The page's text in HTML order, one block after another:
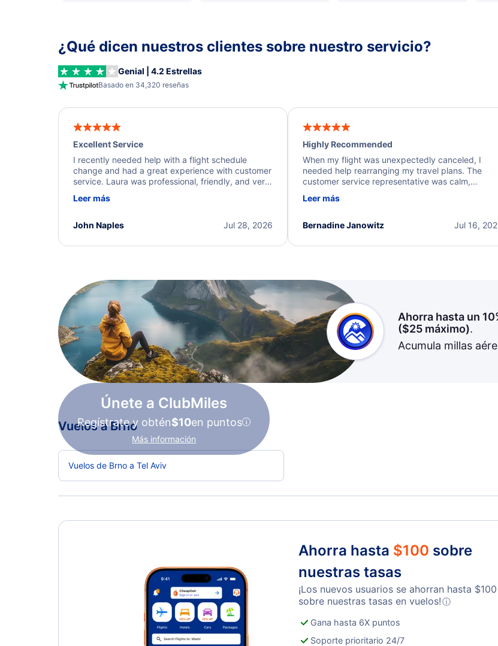
¿Qué dicen nuestros clientes sobre nuestro servicio?
Genial | 4.2 Estrellas
Basado en 34,320 reseñas
Excellent Service
I recently needed help with a flight schedule
change and had a great experience with customer
service. Laura was professional, friendly, and very
a solution and kept me informed of the next steps.
Leer más
Jul 28, 2026
John Naples
Highly Recommended
When my flight was unexpectedly canceled, I
needed help rearranging my travel plans. The
customer service representative was calm,
process. They quickly found alternative flight
I truly appreciate the excellent support and
Leer más
Jul 16,
Bernadine Janowitz
Únete a ClubMiles
Regístrate y obtén$10en puntos
Más información
Ahorra hasta un
($25máximo).
Acumula millas
Vuelos a Brno
Vuelos de Brno a Tel Aviv
Ahorra hasta $100 sobre
nuestras tasas
¡Los nuevos usuarios se ahorran hasta $100
sobre nuestras tasas en vuelos!ⓘ
Gana hasta 6X puntos
Soporte prioritario 24/7